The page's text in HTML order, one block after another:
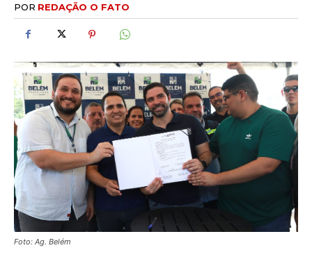
POR REDAÇÃO O FATO
Foto: Ag. Belém